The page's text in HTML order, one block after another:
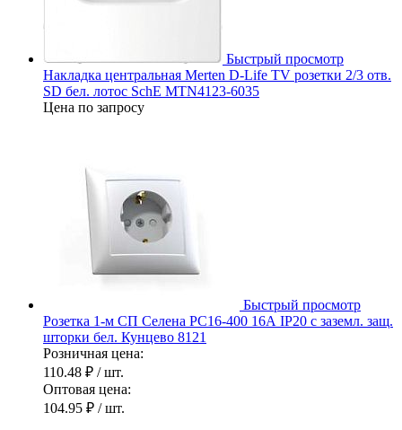
Быстрый просмотр
Накладка центральная Merten D-Life TV розетки 2/3 отв.
SD бел. лотос SchE MTN4123-6035
Цена по запросу
Быстрый просмотр
Розетка 1-м СП Селена РС16-400 16А IP20 с заземл. защ.
шторки бел. Кунцево 8121
Розничная цена:
110.48 ₽ / шт.
Оптовая цена:
104.95 ₽ / шт.